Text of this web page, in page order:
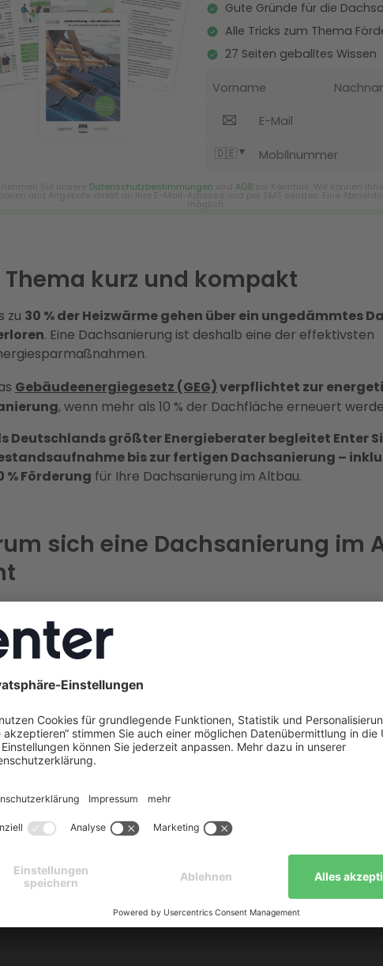
Thema kurz und kompakt
zu 30 % der Heizwärme gehen über ein ungedämmtes
. Eine Dachsanierung ist deshalb eine der effektivsten
Gebäudeenergiegesetz (GEG)verpflichtet zur
, wenn mehr als 10 % der Dachfläche erneuert
Deutschlands größter Energieberater begleitet Enter
bis zur fertigen Dachsanierung –
% Förderung für Ihre Dachsanierung im Altbau.
sich eine Dachsanierung im
im Altbau ist mehr als nur eine Pflichtaufgabe –
Vorteile für Ihr Zuhause und Ihren Geldbeutel.
durch bessere
Altbaudach
entweichen lassen. Mit einer professionellen
Sie dieseWärmeverlusteerheblich und sparen Energie.
Praxis: Familie Graß aus Brandenburg konnte durch die
Sanierung
um 2.100 € senken.